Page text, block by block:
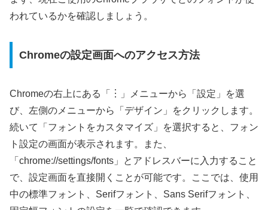
われているかを確認しましょう。
Chromeの設定画面へのアクセス方法
Chromeの右上にある「︙」メニューから「設定」を選
び、左側のメニューから「デザイン」をクリックします。
続いて「フォントをカスタマイズ」を選択すると、フォン
ト設定の画面が表示されます。また、
「chrome://settings/fonts」とアドレスバーに入力すること
で、設定画面を直接開くことが可能です。ここでは、使用
中の標準フォント、Serifフォント、Sans Serifフォント、